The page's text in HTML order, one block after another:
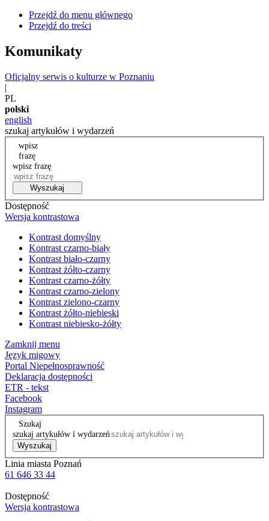
Przejdź do menu głównego
Przejdź do treści
Komunikaty
Oficjalny serwis o kulturze w Poznaniu
|
PL
polski
english
szukaj artykułów i wydarzeń
wpisz
frazę
wpisz frazę
Wyszukaj
Dostępność
Wersja kontrastowa
Kontrast domyślny
Kontrast czarno-biały
Kontrast biało-czarny
Kontrast żółto-czarny
Kontrast czarno-żółty
Kontrast czarno-zielony
Kontrast zielono-czarny
Kontrast żółto-niebieski
Kontrast niebiesko-żółty
Zamknij menu
Język migowy
Portal Niepełnosprawność
Deklaracja dostępności
ETR - tekst
Facebook
Instagram
Szukaj
szukaj artykułów i wydarzeń
Wyszukaj
Linia miasta Poznań
61 646 33 44
Dostępność
Wersja kontrastowa